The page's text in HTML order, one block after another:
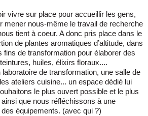
vivre sur place pour accueillir les gens,
mener nous-même le travail de recherche
tient à coeur. A donc pris place dans le
de plantes aromatiques d’altitude, dans
fins de transformation pour élaborer des
huiles, élixirs floraux....
de transformation, une salle de
ateliers cuisine... un espace dédié lui
le plus ouvert possible et le plus
ainsi que nous réfléchissons à une
équipements. (avec qui ?)